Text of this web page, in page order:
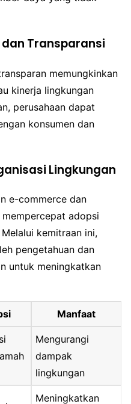
Transparansi
memungkinkan
kinerja lingkungan
perusahaan dapat
konsumen dan
Lingkungan
e-commerce dan
adopsi
kemitraan ini,
pengetahuan dan
untuk meningkatkan
Manfaat
Mengurangi
dampak
lingkungan
Meningkatkan